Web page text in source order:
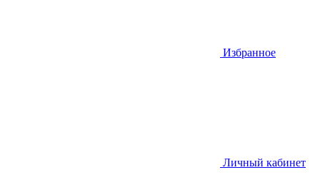
Избранное
Личный кабинет